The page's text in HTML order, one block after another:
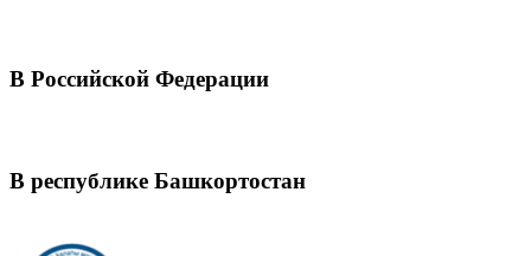
В Российской Федерации
В республике Башкортостан